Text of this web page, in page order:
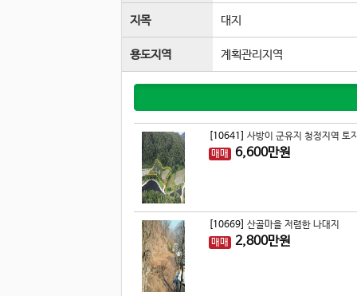
지목 대지
용도지역 계획관리지역
[10641]
사방이 군유지 청정지역 토
매매
6,600만원
[10669] 산골마을 저렴한 나대지
매매
2,800만원